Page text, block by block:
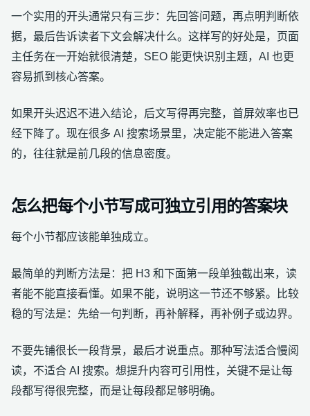
一个实用的开头通常只有三步：先回答问题，再点明判断依
据，最后告诉读者下文会解决什么。这样写的好处是，页面
主任务在一开始就很清楚，SEO 能更快识别主题，AI 也更
容易抓到核心答案。
如果开头迟迟不进入结论，后文写得再完整，首屏效率也已
经下降了。现在很多 AI 搜索场景里，决定能不能进入答案
的，往往就是前几段的信息密度。
怎么把每个小节写成可独立引用的答案块
每个小节都应该能单独成立。
最简单的判断方法是：把 H3 和下面第一段单独截出来，读
者能不能直接看懂。如果不能，说明这一节还不够紧。比较
稳的写法是：先给一句判断，再补解释，再补例子或边界。
不要先铺很长一段背景，最后才说重点。那种写法适合慢阅
读，不适合 AI 搜索。想提升内容可引用性，关键不是让每
段都写得很完整，而是让每段都足够明确。